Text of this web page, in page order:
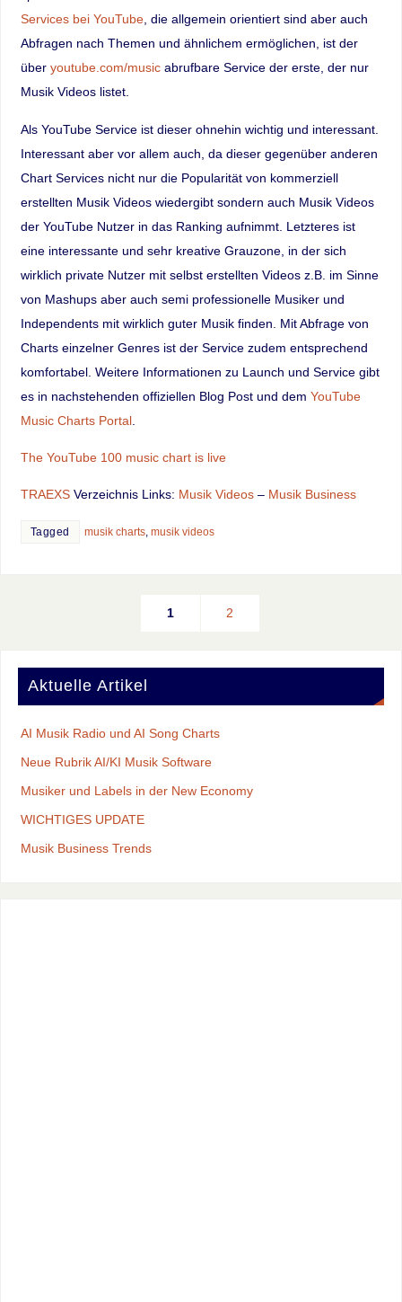
Services bei YouTube, die allgemein orientiert sind aber auch
Abfragen nach Themen und ähnlichem ermöglichen, ist der
über youtube.com/musicabrufbare Service der erste, der nur
Musik Videos listet.
Als YouTube Service ist dieser ohnehin wichtig und interessant.
Interessant aber vor allem auch, da dieser gegenüber anderen
Chart Services nicht nur die Popularität von kommerziell
erstellten Musik Videos wiedergibt sondern auch Musik Videos
der YouTube Nutzer in das Ranking aufnimmt. Letzteres ist
eine interessante und sehr kreative Grauzone, in der sich
wirklich private Nutzer mit selbst erstellten Videos z.B. im Sinne
von Mashups aber auch semi professionelle Musiker und
Independents mit wirklich guter Musik finden. Mit Abfrage von
Charts einzelner Genres ist der Service zudem entsprechend
komfortabel. Weitere Informationen zu Launch und Service gibt
es in nachstehenden offiziellen Blog Post und dem YouTube
Music Charts Portal.
The YouTube 100 music chart is live
TRAEXSVerzeichnis Links: Musik Videos– Musik Business
Tagged musik charts, musik videos
1 2
Aktuelle Artikel
AI Musik Radio und AI Song Charts
Neue Rubrik AI/KI Musik Software
Musiker und Labels in der New Economy
WICHTIGES UPDATE
Musik Business Trends